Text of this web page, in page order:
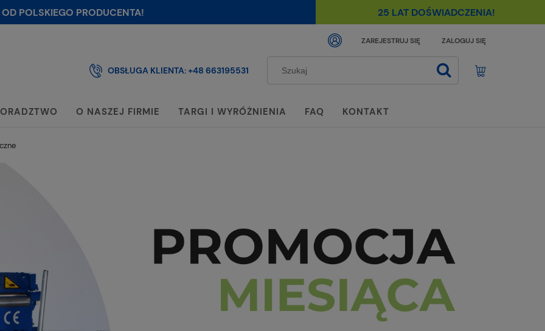
POLSKIEGO PRODUCENTA! 25 LAT DOŚWIADCZENIA!
ZAREJESTRUJ SIĘ ZALOGUJ SIĘ
OBSŁUGA KLIENTA:+48 663195531
O NASZEJ FIRMIE TARGI I WYRÓŻNIENIA FAQ KONTAKT